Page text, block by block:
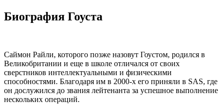
Биография Гоуста
Саймон Райли, которого позже назовут Гоустом, родился в
Великобритании и еще в школе отличался от своих
сверстников интеллектуальными и физическими
способностями. Благодаря им в 2000-х его приняли в SAS, где
он дослужился до звания лейтенанта за успешное выполнение
нескольких операций.